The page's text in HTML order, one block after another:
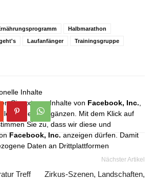
Halbmarathon
Laufanfänger
Trainingsgruppe
Inhalte
Sie externe Inhalte von Facebook, Inc.
Angebot ergänzen. Mit dem Klick auf
Sie zu, dass wir diese und
Facebook, Inc. anzeigen dürfen. Damit
Daten an Drittplattformen
Treff
Nächster Artikel
Zirkus-Szenen, Landschaften,